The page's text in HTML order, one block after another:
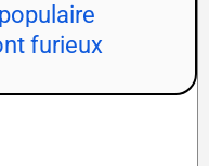
furieux